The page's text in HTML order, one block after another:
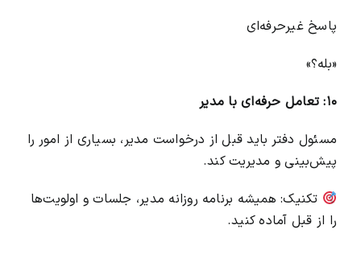
پاسخ غیرحرفه‌ای
«بله؟»
۱۰: تعامل حرفه‌ای با مدیر
مسئول دفتر باید قبل از درخواست مدیر، بسیاری از امور را
پیش‌بینی و مدیریت کند.
تکنیک: همیشه برنامه روزانه مدیر، جلسات و اولویت‌ها
را از قبل آماده کنید.